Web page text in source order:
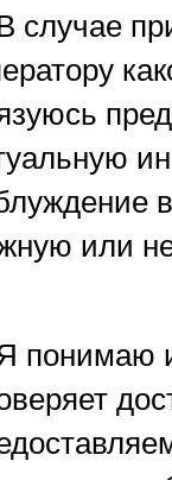
случае
или
понимаю